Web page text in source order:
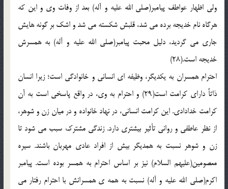
ولي اظهار عواطف پيامبر(صلي الله عليه و آله) بعد از وفات وي و اين که
هرگاه نام خديجه برده مي شد، قلبش شکسته مي شد و اشک بر گونه هايش
جاري مي گرديد، دليل محبت پيامبر(صلي الله عليه و آله) به همسرش
خديجه است.(28)
احترام همسران به يکديگر، وظيفه اي انساني و خانوادگي است؛ زيرا انسان
ذاتاً داراي کرامت است(29) و احترام به وي، در واقع پاسخي است به آن
کرامت خدادادي. اين کرامت انساني، در نهاد خانواده و در ميان زن و شوهر،
از نظر عاطفي و رواني تأثير بيشتري دارد. زندگي مشترک سبب مي شود تا
زن و شوهر نسبت به همديگر بيش از افراد عادي مهربان باشند. سيره
معصومين(عليهم السلام) نيز بر اساس احترام به همسر بوده است. پيامبر
اکرم(صلي الله عليه و آله) نسبت به همه ي همسرانش با احترام رفتار مي